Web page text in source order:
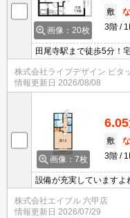
画像：20枚
敷
3階
田尾寺駅まで徒歩5分！
ンターネット無料です！
株式会社ライブデザイン ピタ
情報更新日 2026/08/08
画像：7枚
6.05
敷
3階
設備が充実していますよ
なので安心。インターネ
5ヵ月分(税込)。現地待
対応可。
株式会社エイブル 六甲店
情報更新日 2026/07/29